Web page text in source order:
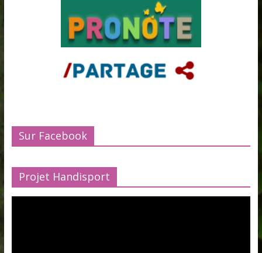
Sur Facebook
Projet Handisport